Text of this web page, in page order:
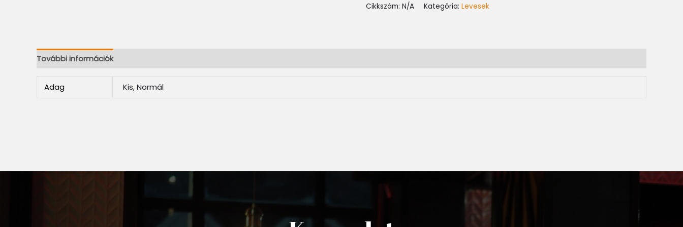
Cikkszám: N/A Kategória: Levesek
További információk
Adag Kis, Normál